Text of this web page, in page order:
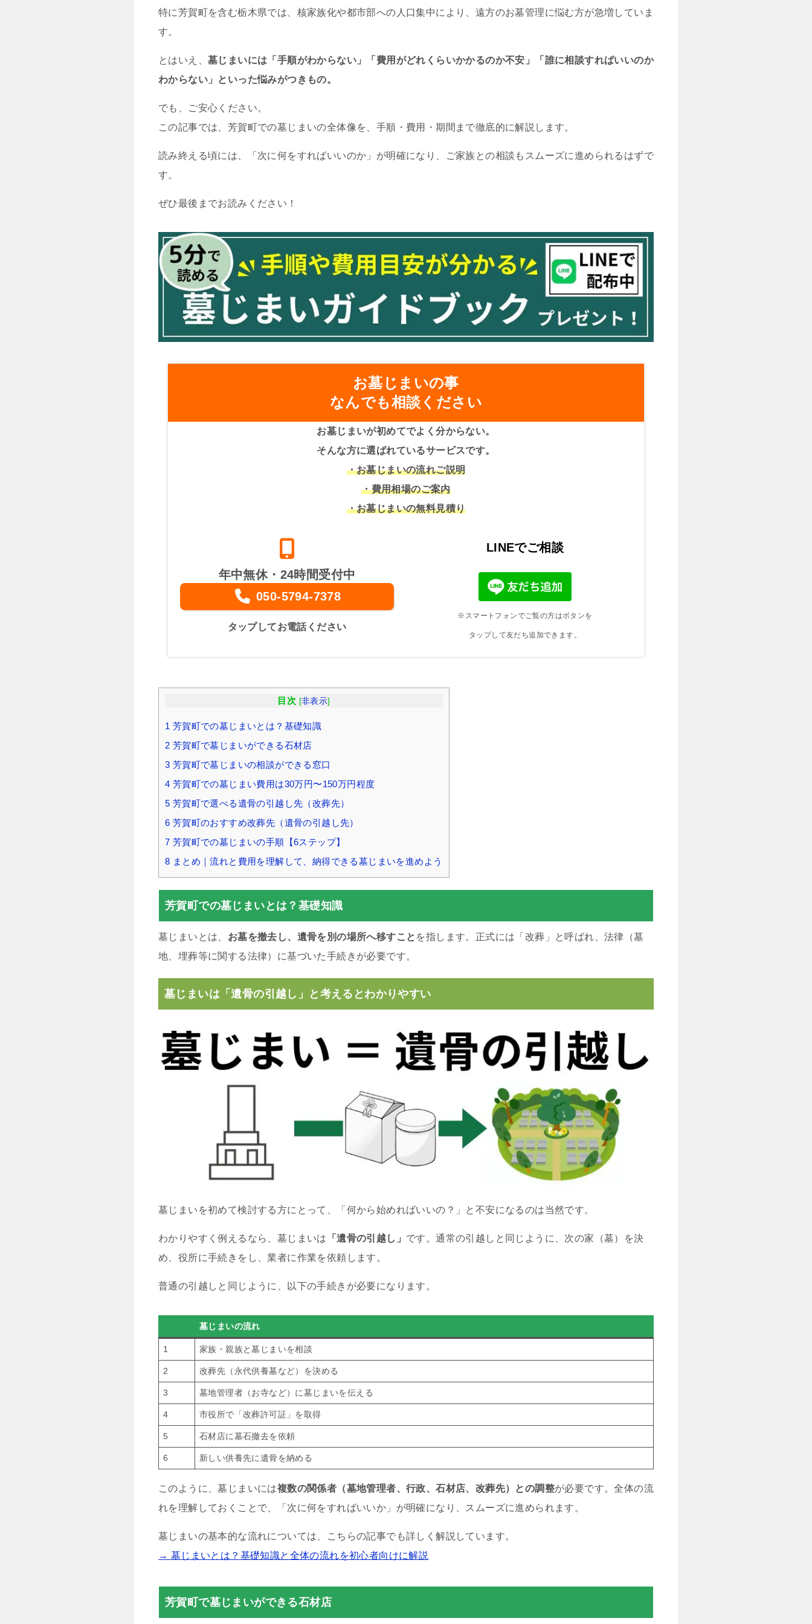
特に芳賀町を含む栃木県では、核家族化や都市部への人口集中により、遠方のお墓管理に悩む方が急増していま
す。
とはいえ、 墓じまいには「手順がわからない」「費用がどれくらいかかるのか不安」「誰に相談すればいいのか
わからない」といった悩みがつきもの。
でも、ご安心ください。
この記事では、芳賀町での墓じまいの全体像を、手順・費用・期間まで徹底的に解説します。
読み終える頃には、「次に何をすればいいのか」が明確になり、ご家族との相談もスムーズに進められるはずで
す。
ぜひ最後までお読みください！
お墓じまいの事
なんでも相談ください
お墓じまいが初めてでよく分からない。
そんな方に選ばれているサービスです。
・お墓じまいの流れご説明
・費用相場のご案内
・お墓じまいの無料見積り
年中無休・24時間受付中
050-5794-7378
タップしてお電話ください
LINEでご相談
※スマートフォンでご覧の方はボタンを
タップして友だち追加できます。
目次 [非表示]
1 芳賀町での墓じまいとは？基礎知識
2 芳賀町で墓じまいができる石材店
3 芳賀町で墓じまいの相談ができる窓口
4 芳賀町での墓じまい費用は30万円〜150万円程度
5 芳賀町で選べる遺骨の引越し先（改葬先）
6 芳賀町のおすすめ改葬先（遺骨の引越し先）
7 芳賀町での墓じまいの手順【6ステップ】
8 まとめ｜流れと費用を理解して、納得できる墓じまいを進めよう
芳賀町での墓じまいとは？基礎知識
墓じまいとは、 お墓を撤去し、遺骨を別の場所へ移すこと を指します。正式には「改葬」と呼ばれ、法律（墓
地、埋葬等に関する法律）に基づいた手続きが必要です。
墓じまいは「遺骨の引越し」と考えるとわかりやすい
墓じまいを初めて検討する方にとって、「何から始めればいいの？」と不安になるのは当然です。
わかりやすく例えるなら、墓じまいは 「遺骨の引越し」 です。通常の引越しと同じように、次の家（墓）を決
め、役所に手続きをし、業者に作業を依頼します。
普通の引越しと同じように、以下の手続きが必要になります。
墓じまいの流れ
1 家族・親族と墓じまいを相談
2 改葬先（永代供養墓など）を決める
3 墓地管理者（お寺など）に墓じまいを伝える
4 市役所で「改葬許可証」を取得
5 石材店に墓石撤去を依頼
6 新しい供養先に遺骨を納める
このように、墓じまいには複数の関係者（墓地管理者、行政、石材店、改葬先）との調整が必要です。全体の流
れを理解しておくことで、「次に何をすればいいか」が明確になり、スムーズに進められます。
墓じまいの基本的な流れについては、こちらの記事でも詳しく解説しています。
→ 墓じまいとは？基礎知識と全体の流れを初心者向けに解説
芳賀町で墓じまいができる石材店